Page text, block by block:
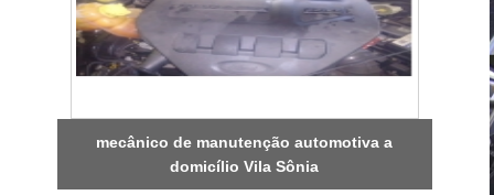
mecânico de manutenção automotiva a
domicílio Vila Sônia